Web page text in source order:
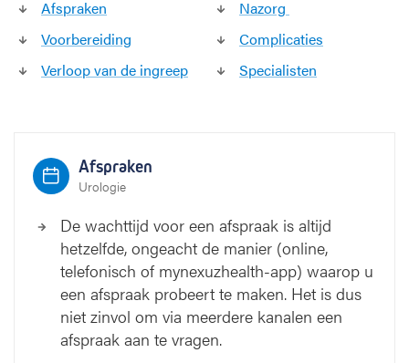
Afspraken
Voorbereiding
Verloop van de ingreep
Nazorg
Complicaties
Specialisten
Afspraken
Urologie
De wachttijd voor een afspraak is altijd
hetzelfde, ongeacht de manier (online,
telefonisch of mynexuzhealth-app) waarop u
een afspraak probeert te maken. Het is dus
niet zinvol om via meerdere kanalen een
afspraak aan te vragen.